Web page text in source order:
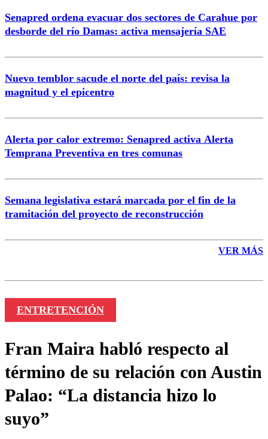
Correo
Senapred ordena evacuar dos sectores de Carahue por
desborde del río Damas: activa mensajería SAE
Nuevo temblor sacude el norte del país: revisa la
magnitud y el epicentro
Alerta por calor extremo: Senapred activa Alerta
Temprana Preventiva en tres comunas
Semana legislativa estará marcada por el fin de la
tramitación del proyecto de reconstrucción
VER MÁS
ENTRETENCIÓN
Fran Maira habló respecto al
término de su relación con Austin
Palao: “La distancia hizo lo
suyo”